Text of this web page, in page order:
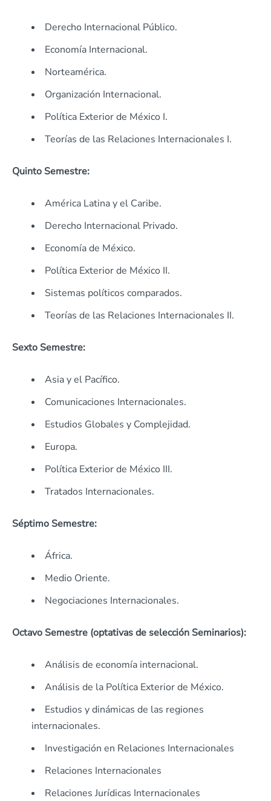
Derecho Internacional Público.
Economía Internacional.
Norteamérica.
Organización Internacional.
Política Exterior de México I.
Teorías de las Relaciones Internacionales I.
Quinto Semestre:
América Latina y el Caribe.
Derecho Internacional Privado.
Economía de México.
Política Exterior de México II.
Sistemas políticos comparados.
Teorías de las Relaciones Internacionales II.
Sexto Semestre:
Asia y el Pacífico.
Comunicaciones Internacionales.
Estudios Globales y Complejidad.
Europa.
Política Exterior de México III.
Tratados Internacionales.
Séptimo Semestre:
África.
Medio Oriente.
Negociaciones Internacionales.
Octavo Semestre (optativas de selección Seminarios):
Análisis de economía internacional.
Análisis de la Política Exterior de México.
Estudios y dinámicas de las regiones
internacionales.
Investigación en Relaciones Internacionales
Relaciones Internacionales
Relaciones Jurídicas Internacionales